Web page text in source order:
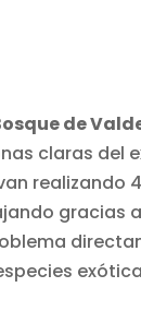
de
claras del
realizando
gracias